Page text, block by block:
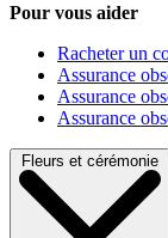
Pour vous aider
Racheter un
Assurance
Assurance
Assurance
Fleurs et cérémonie